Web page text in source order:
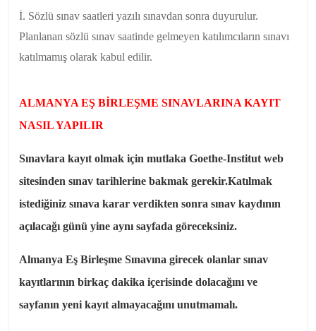
İ. Sözlü sınav saatleri yazılı sınavdan sonra duyurulur.
Planlanan sözlü sınav saatinde gelmeyen katılımcıların sınavı
katılmamış olarak kabul edilir.
ALMANYA EŞ BİRLEŞME SINAVLARINA KAYIT
NASIL YAPILIR
Sınavlara kayıt olmak için mutlaka Goethe-Institut web
sitesinden sınav tarihlerine bakmak gerekir.Katılmak
istediğiniz sınava karar verdikten sonra sınav kaydının
açılacağı günü yine aynı sayfada göreceksiniz.
Almanya Eş Birleşme Sınavına girecek olanlar sınav
kayıtlarının birkaç dakika içerisinde dolacağını ve
sayfanın yeni kayıt almayacağını unutmamalı.